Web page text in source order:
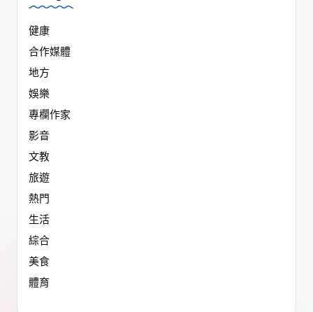
健康
合作媒體
地方
娛樂
專欄作家
影音
文教
旅遊
熱門
生活
綜合
美食
體育